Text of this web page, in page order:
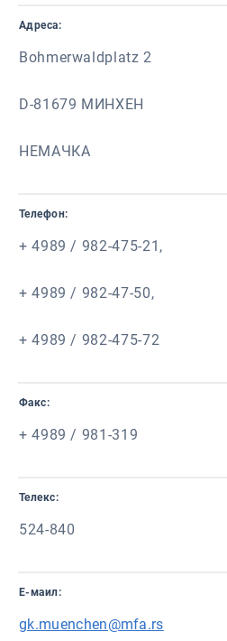
Адреса:
Bohmerwaldplatz 2
D-81679 МИНХЕН
НЕМАЧКА
Телефон:
+ 4989 / 982-475-21,
+ 4989 / 982-47-50,
+ 4989 / 982-475-72
Факс:
+ 4989 / 981-319
Телекс:
524-840
Е-маил:
gk.muenchen@mfa.rs